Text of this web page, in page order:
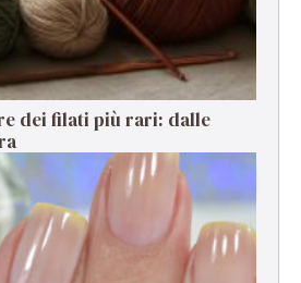
dei filati più rari: dalle